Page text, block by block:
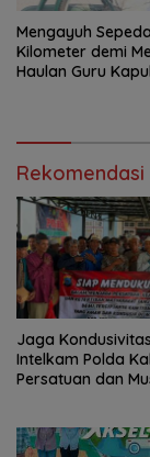
Mengayuh
Kilometer demi
Haulan Guru
Jaga Kondusivitas
Intelkam Polda
Persatuan dan